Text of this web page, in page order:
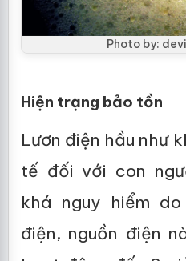
Photo by:
Hiện trạng bảo tồn
Lươn điện hầu như
tế đối với con
khá nguy hiểm
điện, nguồn điện